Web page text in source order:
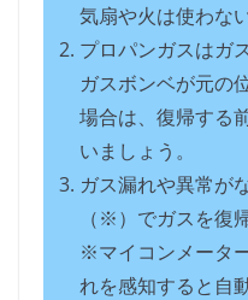
気扇や火は使わな
プロパンガスはガ
ガスボンベが元の
場合は、復帰する
いましょう。
ガス漏れや異常が
（※）でガスを復
※マイコンメータ
れを感知すると自